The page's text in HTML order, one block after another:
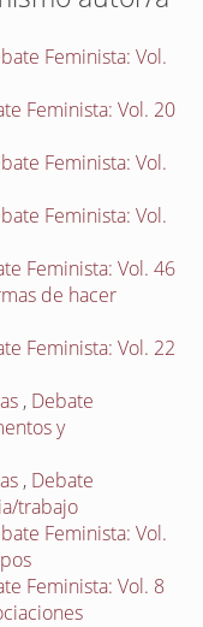
Feminista: Vol.
Feminista: Vol. 20
Feminista: Vol.
Feminista: Vol.
Feminista: Vol. 46
de hacer
Feminista: Vol. 22
, Debate
y
, Debate
trabajo
Feminista: Vol.
Feminista: Vol. 8